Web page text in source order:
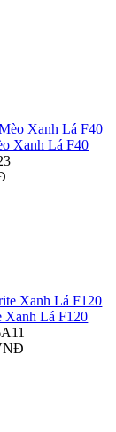
Xanh Lá F40
Xanh Lá F120